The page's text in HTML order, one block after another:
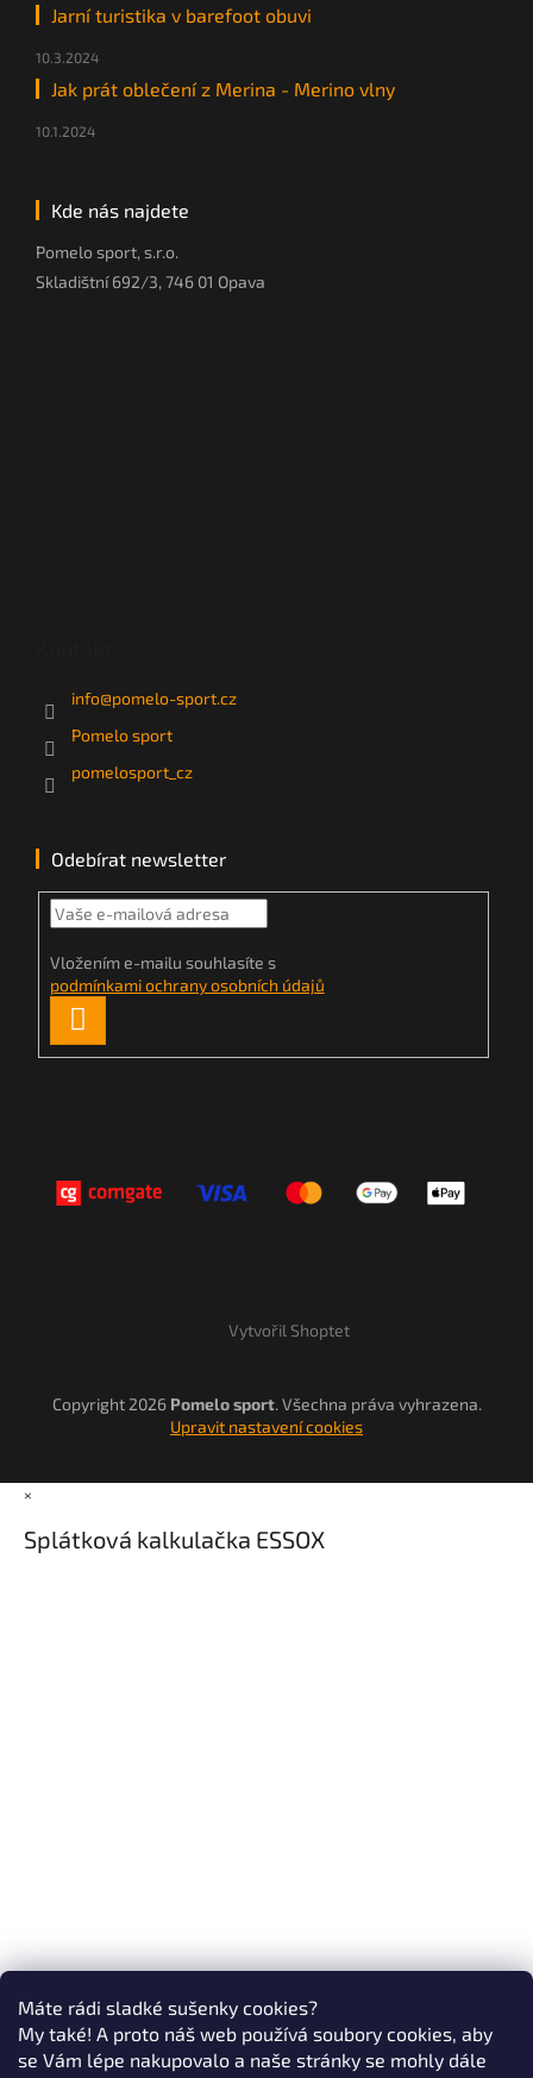
Máte rádi sladké sušenky cookies?
My také! A proto náš web používá soubory cookies, aby
se Vám lépe nakupovalo a naše stránky se mohly dále
Jarní turistika v barefoot obuvi
10.3.2024
Jak prát oblečení z Merina - Merino vlny
10.1.2024
Kde nás najdete
Pomelo sport, s.r.o.
Skladištní 692/3, 746 01 Opava
info@pomelo-sport.cz
Pomelo sport
pomelosport_cz
Odebírat newsletter
Vložením e-mailu souhlasíte s
podmínkami ochrany osobních údajů
SE
Vytvořil Shoptet
Copyright 2026 Pomelo sport. Všechna práva vyhrazena.
Upravit nastavení cookies
×
Splátková kalkulačka ESSOX